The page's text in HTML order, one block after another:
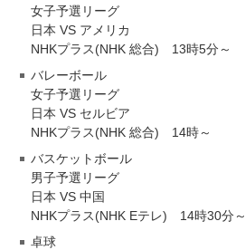
女子予選リーグ
日本 VS アメリカ
NHKプラス(NHK 総合) 13時5分～
バレーボール
女子予選リーグ
日本 VS セルビア
NHKプラス(NHK 総合) 14時～
バスケットボール
男子予選リーグ
日本 VS 中国
NHKプラス(NHK Eテレ) 14時30分～
卓球